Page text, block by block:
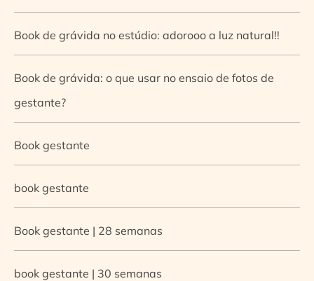
Book de grávida no estúdio: adorooo a luz natural!!
Book de grávida: o que usar no ensaio de fotos de
gestante?
Book gestante
book gestante
Book gestante | 28 semanas
book gestante | 30 semanas